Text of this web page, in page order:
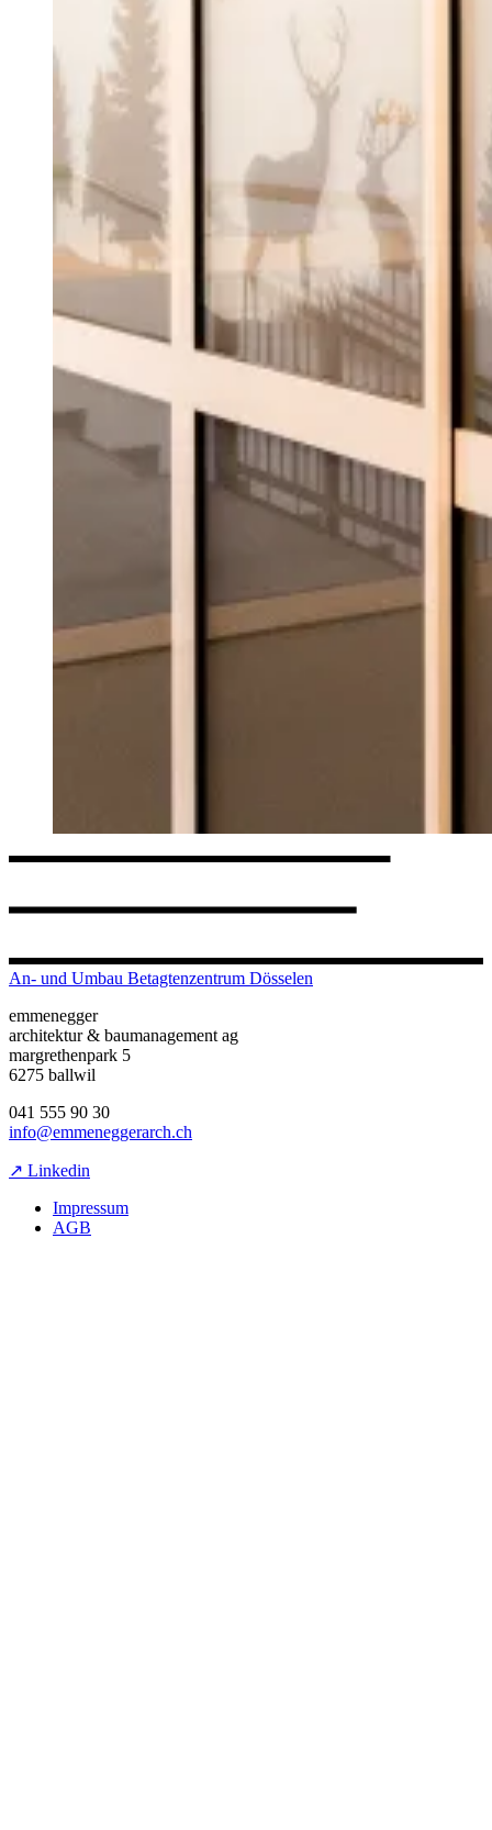
An- und Umbau Betagtenzentrum Dösselen
emmenegger
architektur & baumanagement ag
margrethenpark 5
6275 ballwil
041 555 90 30
info@emmeneggerarch.ch
↗ Linkedin
Impressum
AGB